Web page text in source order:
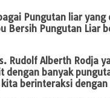
Pungutan liar
Bersih Pungutan
Rudolf Alberth
banyak
berinteraksi